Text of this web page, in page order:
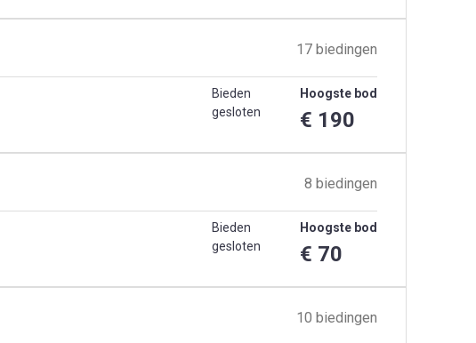
17 biedingen
Bieden
gesloten
Hoogste bod
€ 190
8 biedingen
Bieden
gesloten
Hoogste bod
€ 70
10 biedingen